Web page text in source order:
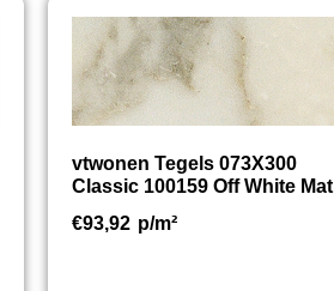
vtwonen Tegels 073X300
Classic 100159 Off White Mat
€93,92 p/m²